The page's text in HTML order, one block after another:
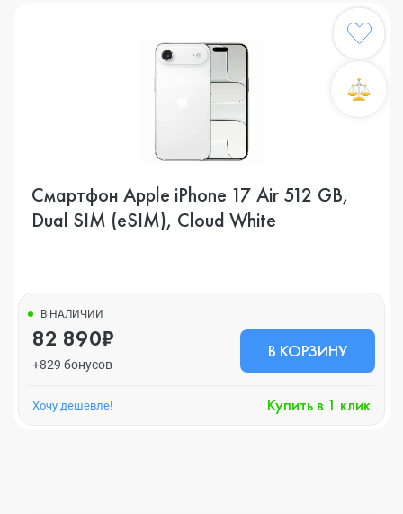
Смартфон Apple iPhone 17 Air 512 GB,
Dual SIM (eSIM), Cloud White
В НАЛИЧИИ
82 890₽
+829 бонусов
В КОРЗИНУ
Хочу дешевле! Купить в 1 клик